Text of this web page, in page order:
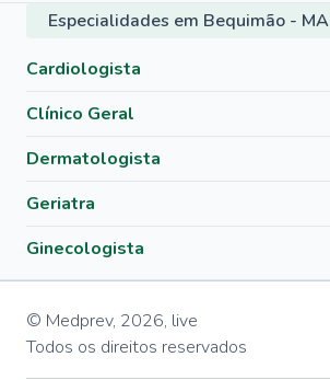
Especialidades em Bequimão - MA
Cardiologista
Clínico Geral
Dermatologista
Geriatra
Ginecologista
© Medprev, 2026, live
Todos os direitos reservados